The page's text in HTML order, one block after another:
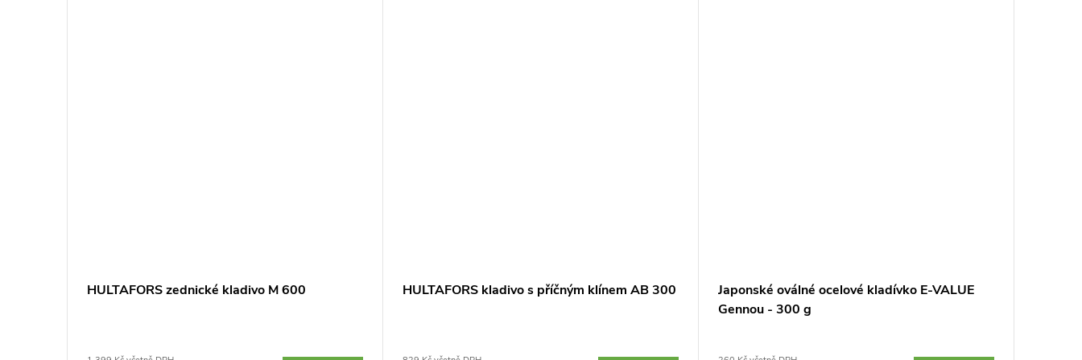
HULTAFORS zednické kladivo M 600 HULTAFORS kladivo s příčným klínem AB 300
Japonské oválné ocelové kladívko E-VALUE
Gennou - 300 g